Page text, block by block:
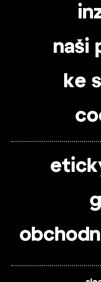
naši
ke